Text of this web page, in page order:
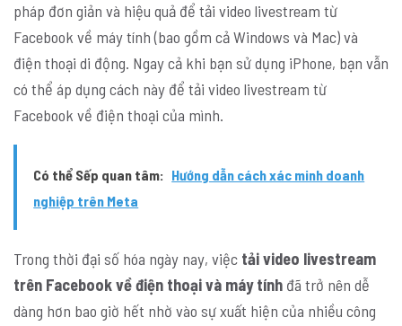
pháp đơn giản và hiệu quả để tải video livestream từ
Facebook về máy tính (bao gồm cả Windows và Mac) và
điện thoại di động. Ngay cả khi bạn sử dụng iPhone, bạn vẫn
có thể áp dụng cách này để tải video livestream từ
Facebook về điện thoại của mình.
Có thể Sếp quan tâm: Hướng dẫn cách xác minh doanh
nghiệp trên Meta
Trong thời đại số hóa ngày nay, việc tải video livestream
trên Facebook về điện thoại và máy tính đã trở nên dễ
dàng hơn bao giờ hết nhờ vào sự xuất hiện của nhiều công